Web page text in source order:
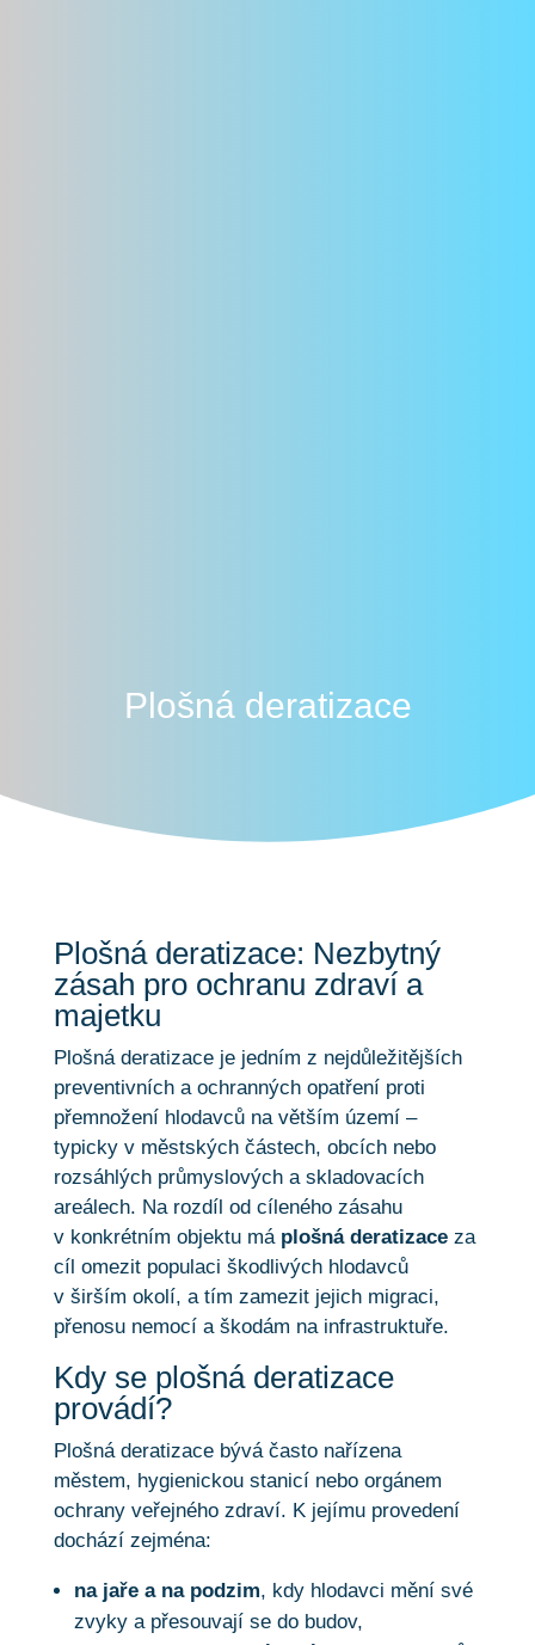
Plošná deratizace
Plošná deratizace: Nezbytný
zásah pro ochranu zdraví a
majetku
Plošná deratizace je jedním z nejdůležitějších
preventivních a ochranných opatření proti
přemnožení hlodavců na větším území –
typicky v městských částech, obcích nebo
rozsáhlých průmyslových a skladovacích
areálech. Na rozdíl od cíleného zásahu
v konkrétním objektu má plošná deratizaceza
cíl omezit populaci škodlivých hlodavců
v širším okolí, a tím zamezit jejich migraci,
přenosu nemocí a škodám na infrastruktuře.
Kdy se plošná deratizace
provádí?
Plošná deratizace bývá často nařízena
městem, hygienickou stanicí nebo orgánem
ochrany veřejného zdraví. K jejímu provedení
dochází zejména:
na jaře a na podzim, kdy hlodavci mění své
zvyky a přesouvají se do budov,